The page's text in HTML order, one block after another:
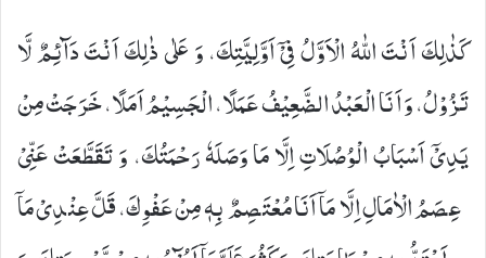
كَذٰلِكَ اَنْتَ اللّٰهُ الْاَوَّلُ فِیْۤ اَوَّلِیَّتِكَ، وَ عَلٰى ذٰلِكَ اَنْتَ دَآئِمٌ لَّا
تَزُوْلُ، وَ اَنَا الْعَبْدُ الضَّعِیْفُ عَمَلًا، الْجَسِیْمُ اَمَلًا، خَرَجَتْ مِنْ
یَدِیْۤ اَسْبَابُ الْوُصُلَاتِ اِلَّا مَا وَصَلَهٗ رَحْمَتُكَ، وَ تَقَطَّعَتْ عَنِّیْ
عِصَمُ الْاٰمَالِ اِلَّا مَاۤ اَنَا مُعْتَصِمٌ بِهٖ مِنْ عَفْوِكَ، قَلَّ عِنْدِیْ مَاۤ